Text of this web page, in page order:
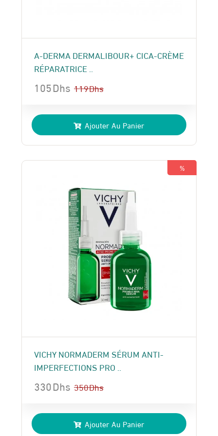
A-DERMA DERMALIBOUR+ CICA-CRÈME
RÉPARATRICE ..
119Dhs
prix
initial
était :
119 Dhs.
105Dhs
prix
actuel
est :
105 Dhs.
Ajouter Au Panier
%
VICHY NORMADERM SÉRUM ANTI-
IMPERFECTIONS PRO ..
350Dhs
prix
initial
330Dhs
prix
actuel
Ajouter Au Panier